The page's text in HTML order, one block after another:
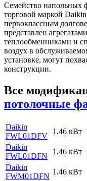
Семейство напольных
торговой маркой
первоклассным
представлен
теплообменниками и
воздух в
установке, могут
конструкции.
Все
потолочные
Daikin
FWL01DFV
1.46 кВт
Daikin
FWL01DFN
1.46 кВт
Daikin
FWM01DFN
1.46 кВт